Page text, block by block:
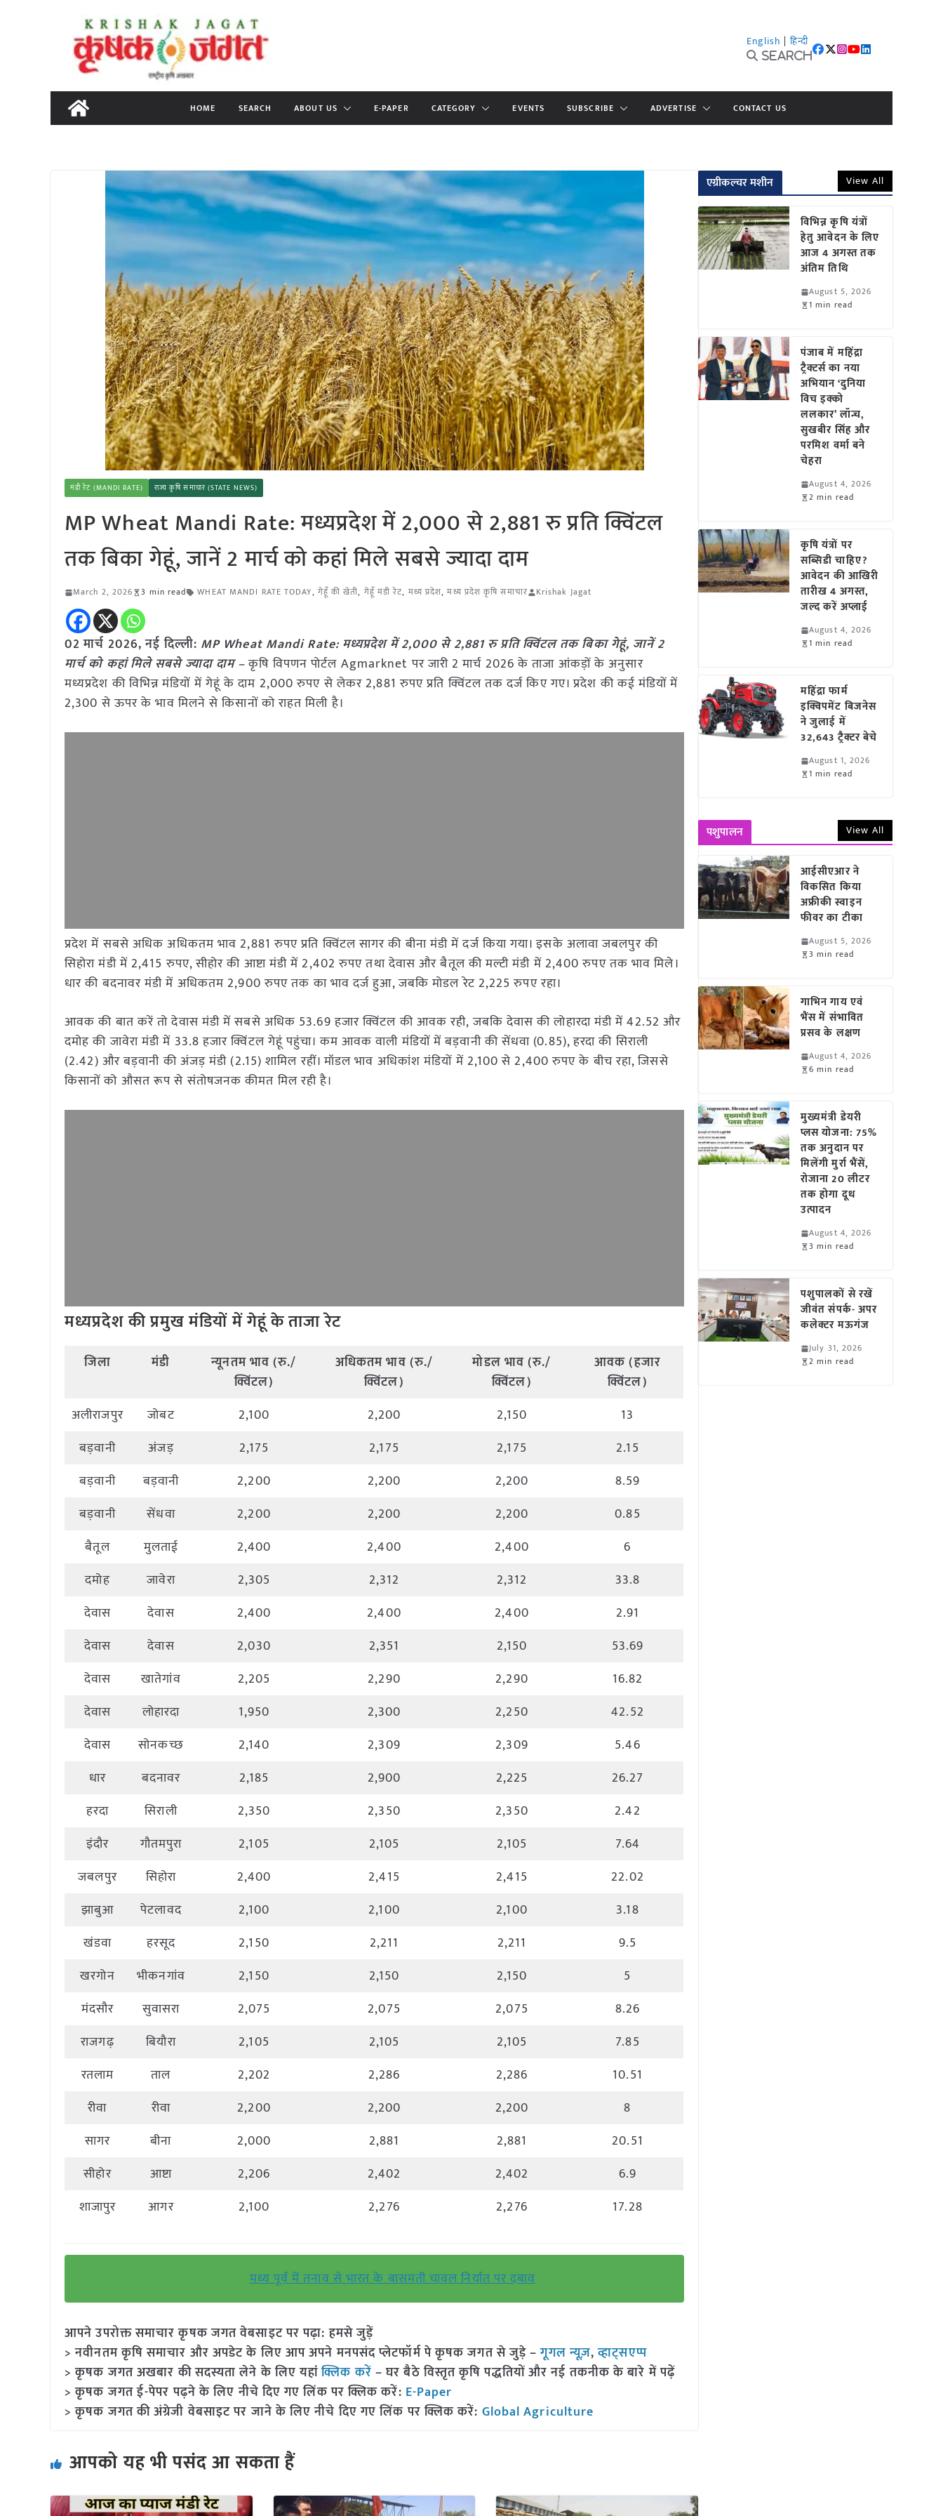
content
English | हिन्दी
Search
HOME SEARCH ABOUT US E-PAPER CATEGORY EVENTS SUBSCRIBE ADVERTISE CONTACT US
मंडी रेट (MANDI RATE) राज्य कृषि समाचार (STATE NEWS)
MP Wheat Mandi Rate: मध्यप्रदेश में 2,000 से 2,881 रु प्रति क्विंटल
तक बिका गेहूं, जानें 2 मार्च को कहां मिले सबसे ज्यादा दाम
March 2, 2026 3 min read WHEAT MANDI RATE TODAY, गेहूँ की खेती, गेहूँ मंडी रेट, मध्य प्रदेश,मध्य प्रदेश कृषि समाचार Krishak Jagat
02 मार्च 2026, नई दिल्ली: MP Wheat Mandi Rate: मध्यप्रदेश में 2,000 से 2,881 रु प्रति क्विंटल तक बिका गेहूं, जानें 2
मार्च को कहां मिले सबसे ज्यादा दाम –कृषि विपणन पोर्टल Agmarknet पर जारी 2 मार्च 2026 के ताजा आंकड़ों के अनुसार
मध्यप्रदेश की विभिन्न मंडियों में गेहूं के दाम 2,000 रुपए से लेकर 2,881 रुपए प्रति क्विंटल तक दर्ज किए गए। प्रदेश की कई मंडियों में
2,300 से ऊपर के भाव मिलने से किसानों को राहत मिली है।
प्रदेश में सबसे अधिक अधिकतम भाव 2,881 रुपए प्रति क्विंटल सागर की बीना मंडी में दर्ज किया गया। इसके अलावा जबलपुर की
सिहोरा मंडी में 2,415 रुपए, सीहोर की आष्टा मंडी में 2,402 रुपए तथा देवास और बैतूल की मल्टी मंडी में 2,400 रुपए तक भाव मिले।
धार की बदनावर मंडी में अधिकतम 2,900 रुपए तक का भाव दर्ज हुआ, जबकि मोडल रेट 2,225 रुपए रहा।
आवक की बात करें तो देवास मंडी में सबसे अधिक 53.69 हजार क्विंटल की आवक रही, जबकि देवास की लोहारदा मंडी में 42.52 और
दमोह की जावेरा मंडी में 33.8 हजार क्विंटल गेहूं पहुंचा। कम आवक वाली मंडियों में बड़वानी की सेंधवा (0.85), हरदा की सिराली
(2.42) और बड़वानी की अंजड़ मंडी (2.15) शामिल रहीं। मॉडल भाव अधिकांश मंडियों में 2,100 से 2,400 रुपए के बीच रहा, जिससे
किसानों को औसत रूप से संतोषजनक कीमत मिल रही है।
मध्यप्रदेश की प्रमुख मंडियों में गेहूं के ताजा रेट
जिला मंडी
न्यूनतम भाव (रु./
क्विंटल)
अधिकतम भाव (रु./
क्विंटल)
मोडल भाव (रु./
क्विंटल)
आवक (हजार
क्विंटल)
अलीराजपुर
जोबट 2,100 2,200 2,150
13
बड़वानी
अंजड़ 2,175 2,175 2,175
2.15
बड़वानी
बड़वानी 2,200 2,200 2,200
8.59
बड़वानी
सेंधवा 2,200 2,200 2,200
0.85
बैतूल
मुलताई 2,400 2,400 2,400
6
दमोह
जावेरा 2,305 2,312 2,312
33.8
देवास
देवास 2,400 2,400 2,400
2.91
देवास
देवास 2,030 2,351 2,150
53.69
देवास
खातेगांव 2,205 2,290 2,290
16.82
देवास
लोहारदा 1,950 2,300 2,250
42.52
देवास
सोनकच्छ 2,140 2,309 2,309
5.46
धार
बदनावर 2,185 2,900 2,225
26.27
हरदा
सिराली 2,350 2,350 2,350
2.42
इंदौर
गौतमपुरा 2,105 2,105 2,105
7.64
जबलपुर
सिहोरा 2,400 2,415 2,415
22.02
झाबुआ
पेटलावद 2,100 2,100 2,100
3.18
खंडवा
हरसूद 2,150 2,211 2,211
9.5
खरगोन
भीकनगांव 2,150 2,150 2,150
5
मंदसौर
सुवासरा 2,075 2,075 2,075
8.26
राजगढ़
बियौरा 2,105 2,105 2,105
7.85
रतलाम
ताल 2,202 2,286 2,286
10.51
रीवा
रीवा 2,200 2,200 2,200
8
सागर
बीना 2,000 2,881 2,881
20.51
सीहोर
आष्टा 2,206 2,402 2,402
6.9
शाजापुर
आगर 2,100 2,276 2,276 17.28
मध्य पूर्व में तनाव से भारत के बासमती चावल निर्यात पर दबाव
आपने उपरोक्त समाचार कृषक जगत वेबसाइट पर पढ़ा: हमसे जुड़ें
> नवीनतम कृषि समाचार और अपडेट के लिए आप अपने मनपसंद प्लेटफॉर्म पे कृषक जगत से जुड़े –गूगल न्यूज़,व्हाट्सएप्प
> कृषक जगत अखबार की सदस्यता लेने के लिए यहांक्लिक करें – घर बैठे विस्तृत कृषि पद्धतियों और नई तकनीक के बारे में पढ़ें
> कृषक जगत ई-पेपर पढ़ने के लिए नीचे दिए गए लिंक पर क्लिक करें: E-Paper
> कृषक जगत की अंग्रेजी वेबसाइट पर जाने के लिए नीचे दिए गए लिंक पर क्लिक करें: Global Agriculture
आपको यह भी पसंद आ सकता हैं
एग्रीकल्चर मशीन View All
विभिन्न कृषि यंत्रों
हेतु आवेदन के लिए
आज 4 अगस्त तक
अंतिम तिथि
August 5, 2026
1 min read
पंजाब में महिंद्रा
ट्रैक्टर्स का नया
अभियान ‘दुनिया
विच इक्को
ललकार’ लॉन्च,
सुखबीर सिंह और
परमिश वर्मा बने
चेहरा
August 4, 2026
2 min read
कृषि यंत्रों पर
सब्सिडी चाहिए?
आवेदन की आखिरी
तारीख 4 अगस्त,
जल्द करें अप्लाई
August 4, 2026
1 min read
महिंद्रा फार्म
इक्विपमेंट बिजनेस
ने जुलाई में
32,643 ट्रैक्टर बेचे
August 1, 2026
1 min read
पशुपालन View All
आईसीएआर ने
विकसित किया
अफ्रीकी स्वाइन
फीवर का टीका
August 5, 2026
3 min read
गाभिन गाय एवं
भैंस में संभावित
प्रसव के लक्षण
August 4, 2026
6 min read
मुख्यमंत्री डेयरी
प्लस योजना: 75%
तक अनुदान पर
मिलेंगी मुर्रा भैंसें,
रोजाना 20 लीटर
तक होगा दूध
उत्पादन
August 4, 2026
3 min read
पशुपालकों से रखें
जीवंत संपर्क- अपर
कलेक्टर मऊगंज
July 31, 2026
2 min read